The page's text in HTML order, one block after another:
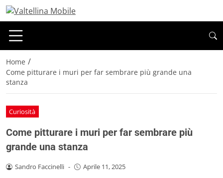
Home /
Come pitturare i muri per far sembrare più grande una
stanza
Curiosità
Come pitturare i muri per far sembrare più
grande una stanza
Sandro Faccinelli - Aprile 11, 2025